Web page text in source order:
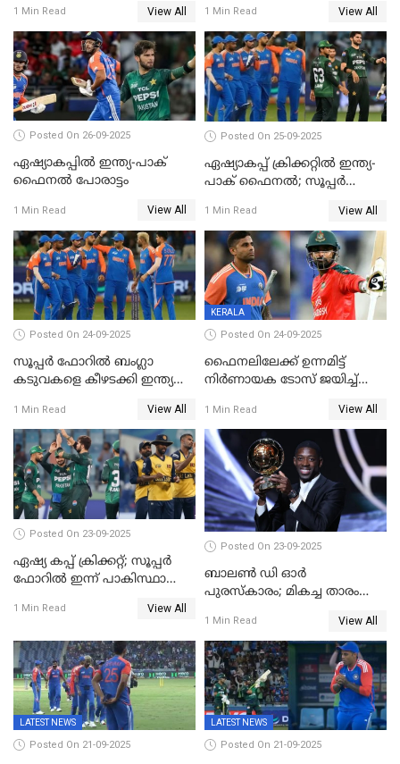
ഹാരിസ് റൗഫിനും പിഴ ശിക്ഷ
1 Min Read View All 1 Min Read View All
Posted On 26-09-2025
ഏഷ്യാകപ്പില്‍ ഇന്ത്യ-പാക്
ഫൈനല്‍ പോരാട്ടം
1 Min Read View All
Posted On 25-09-2025
ഏഷ്യാകപ്പ് ക്രിക്കറ്റിൽ ഇന്ത്യ-
പാക് ഫൈനല്‍; സൂപ്പർ
തോൽപിച്ച് പാകിസ്ഥാൻ
1 Min Read View All
Posted On 24-09-2025
സൂപ്പർ ഫോറിൽ ബംഗ്ലാ
കടുവകളെ കീഴടക്കി ഇന്ത്യ
1 Min Read View All
KERALA
Posted On 24-09-2025
ഫൈനലിലേക്ക് ഉന്നമിട്ട്
നിര്‍ണായക ടോസ് ജയിച്ച്
ഇന്ത്യയ്ക്ക് ബാറ്റിംഗ്
1 Min Read View All
Posted On 23-09-2025
ഏഷ്യ കപ്പ് ക്രിക്കറ്റ്; സൂപ്പര്‍
ഫോറിൽ ഇന്ന് പാകിസ്ഥാനും
1 Min Read View All
Posted On 23-09-2025
ബാലണ്‍ ഡി ഓര്‍
പുരസ്‌കാരം; മികച്ച താരം
1 Min Read View All
LATEST NEWS
Posted On 21-09-2025
LATEST NEWS
Posted On 21-09-2025